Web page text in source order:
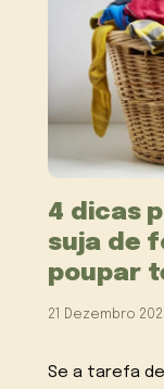
4 dicas
suja de
poupar
21 Dezembro
Se a tarefa